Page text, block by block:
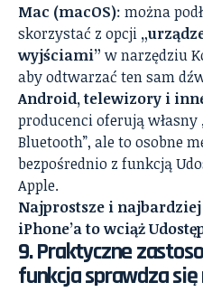
Mac (macOS): można
skorzystać z opcji
wyjściami” w narzędziu
aby odtwarzać ten sam
Android, telewizory i
producenci oferują
Bluetooth”, ale to osobne
bezpośrednio z funkcją
Apple.
Najprostsze i
iPhone’a to wciąż
9. Praktyczne
funkcja sprawdza